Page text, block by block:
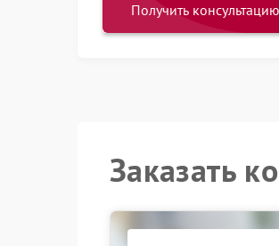
Получить консультацию
Заказать